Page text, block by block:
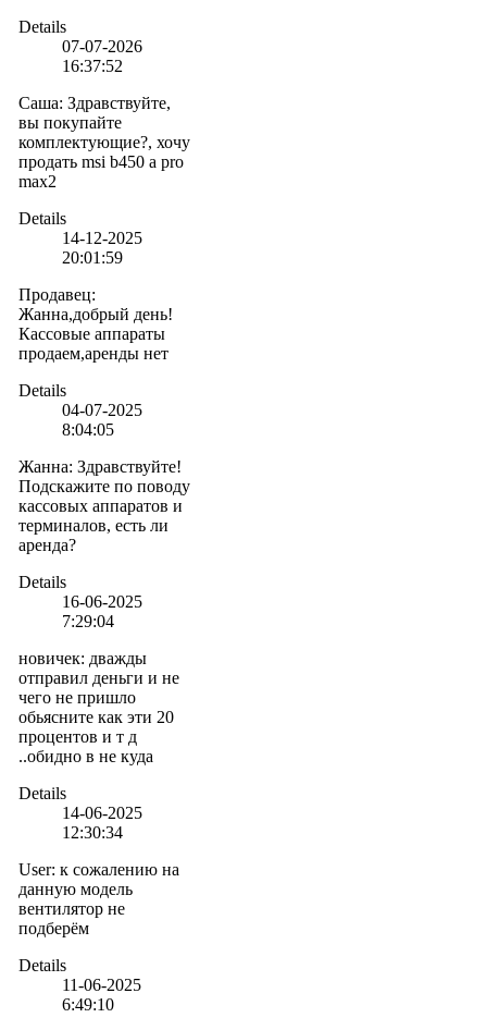
Details
07-07-2026
16:37:52
Саша: Здравствуйте,
вы покупайте
комплектующие?, хочу
продать msi b450 a pro
max2
Details
14-12-2025
20:01:59
Продавец:
Жанна,добрый день!
Кассовые аппараты
продаем,аренды нет
Details
04-07-2025
8:04:05
Жанна: Здравствуйте!
Подскажите по поводу
кассовых аппаратов и
терминалов, есть ли
аренда?
Details
16-06-2025
7:29:04
новичек: дважды
отправил деньги и не
чего не пришло
обьясните как эти 20
процентов и т д
..обидно в не куда
Details
14-06-2025
12:30:34
User: к сожалению на
данную модель
вентилятор не
подберём
Details
11-06-2025
6:49:10